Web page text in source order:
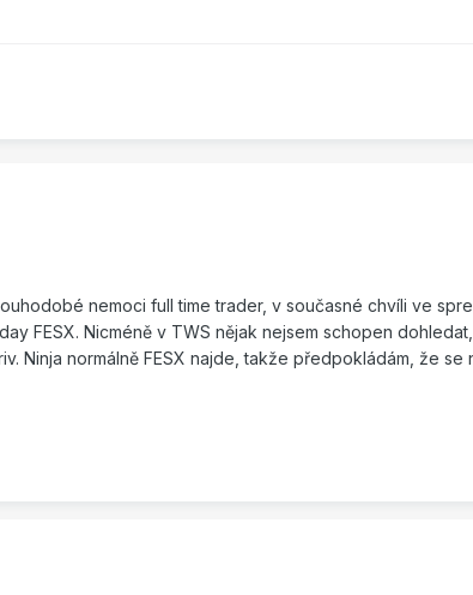
nemoci full time trader, v současné chvíli ve
FESX. Nicméně v TWS nějak nejsem schopen
Ninja normálně FESX najde, takže předpokládám, že